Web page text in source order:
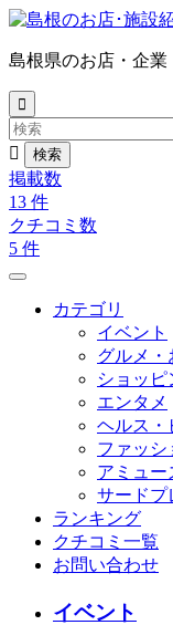
島根県のお店・企


掲載数
13 件
クチコミ数
5 件
カテゴリ
イベント
グルメ・
ショッピ
エンタメ
ヘルス・
ファッシ
アミュー
サードプ
ランキング
クチコミ一覧
お問い合わせ
イベント